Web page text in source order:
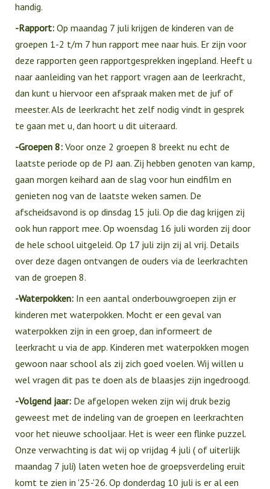
handig.
-Rapport: Op maandag 7 juli krijgen de kinderen van de
groepen 1-2 t/m 7 hun rapport mee naar huis. Er zijn voor
deze rapporten geen rapportgesprekken ingepland. Heeft u
naar aanleiding van het rapport vragen aan de leerkracht,
dan kunt u hiervoor een afspraak maken met de juf of
meester. Als de leerkracht het zelf nodig vindt in gesprek
te gaan met u, dan hoort u dit uiteraard.
-Groepen 8: Voor onze 2 groepen 8 breekt nu echt de
laatste periode op de PJ aan. Zij hebben genoten van kamp,
gaan morgen keihard aan de slag voor hun eindfilm en
genieten nog van de laatste weken samen. De
afscheidsavond is op dinsdag 15 juli. Op die dag krijgen zij
ook hun rapport mee. Op woensdag 16 juli worden zij door
de hele school uitgeleid. Op 17 juli zijn zij al vrij. Details
over deze dagen ontvangen de ouders via de leerkrachten
van de groepen 8.
-Waterpokken: In een aantal onderbouwgroepen zijn er
kinderen met waterpokken. Mocht er een geval van
waterpokken zijn in een groep, dan informeert de
leerkracht u via de app. Kinderen met waterpokken mogen
gewoon naar school als zij zich goed voelen. Wij willen u
wel vragen dit pas te doen als de blaasjes zijn ingedroogd.
-Volgend jaar: De afgelopen weken zijn wij druk bezig
geweest met de indeling van de groepen en leerkrachten
voor het nieuwe schooljaar. Het is weer een flinke puzzel.
Onze verwachting is dat wij op vrijdag 4 juli ( of uiterlijk
maandag 7 juli) laten weten hoe de groepsverdeling eruit
komt te zien in '25-'26. Op donderdag 10 juli is er al een